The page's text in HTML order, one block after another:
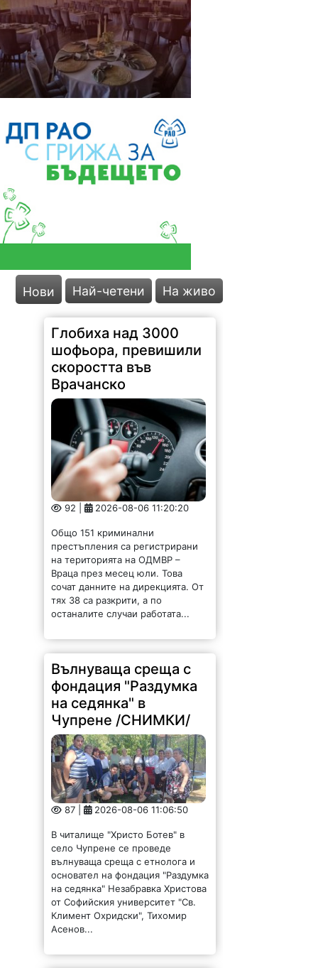
Нови Най-четени На живо
Глобиха над 3000
шофьора, превишили
скоростта във
Врачанско
92 | 2026-08-06 11:20:20
Общо 151 криминални
престъпления са регистрирани
на територията на ОДМВР –
Враца през месец юли. Това
сочат данните на дирекцията. От
тях 38 са разкрити, а по
останалите случаи работата...
Вълнуваща среща с
фондация "Раздумка
на седянка" в
Чупрене /СНИМКИ/
87 | 2026-08-06 11:06:50
В читалище "Христо Ботев" в
село Чупрене се проведе
вълнуваща среща с етнолога и
основател на фондация "Раздумка
на седянка" Незабравка Христова
от Софийския университет "Св.
Климент Охридски", Тихомир
Асенов...